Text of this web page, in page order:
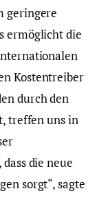
geringere
ermöglicht die
Kostentreiber
durch den
treffen uns in
die neue
sorgt“, sagte